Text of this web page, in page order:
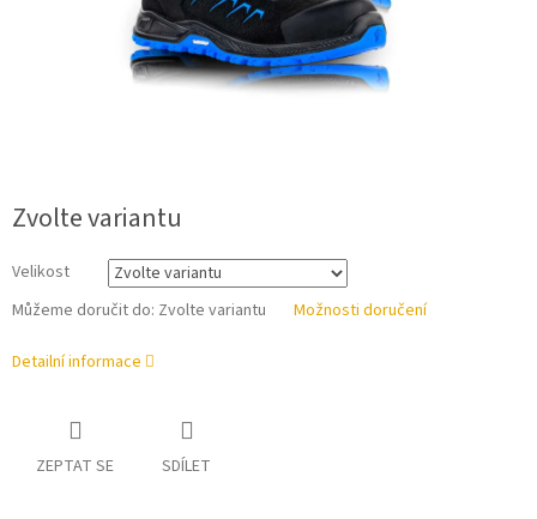
Zvolte variantu
Velikost
Můžeme doručit do: Zvolte variantu Možnosti doručení
Detailní informace
ZEPTAT SE SDÍLET